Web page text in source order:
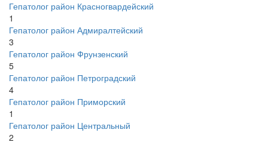
Гепатолог район Красногвардейский
1
Гепатолог район Адмиралтейский
3
Гепатолог район Фрунзенский
5
Гепатолог район Петроградский
4
Гепатолог район Приморский
1
Гепатолог район Центральный
2